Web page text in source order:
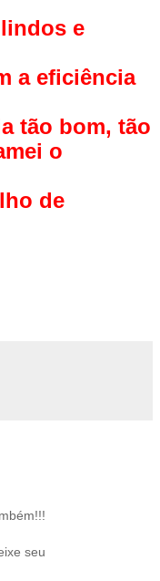
e
a eficiência
tão bom, tão
o
de
seu